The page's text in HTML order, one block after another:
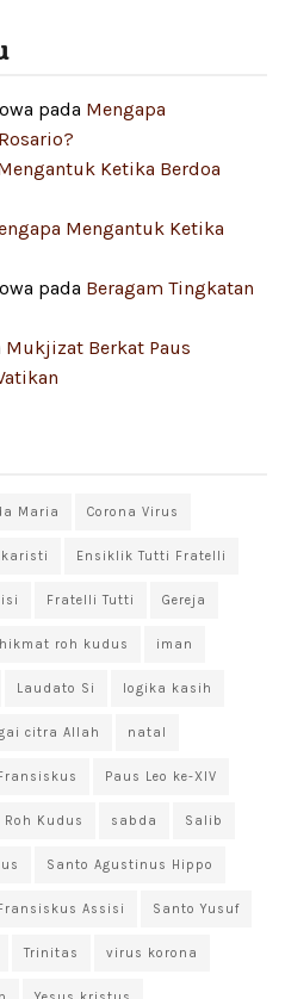
pada Mengapa
Ketika Berdoa
Mengantuk Ketika
pada Beragam Tingkatan
Mukjizat Berkat Paus
Maria Corona Virus
Ensiklik Tutti Fratelli
Fratelli Tutti Gereja
hikmat roh kudus iman
Laudato Si logika kasih
citra Allah natal
Paus Leo ke-XIV
Roh Kudus sabda Salib
Santo Agustinus Hippo
Assisi Santo Yusuf
Trinitas virus korona